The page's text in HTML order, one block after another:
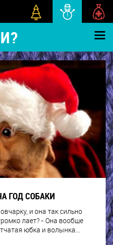
ГОД СОБАКИ
и она так сильно
лает? - Она вообще
юбка и волынка…